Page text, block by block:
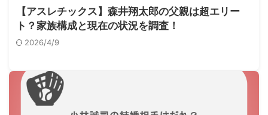
【アスレチックス】森井翔太郎の父親は超エリー
ト？家族構成と現在の状況を調査！
2026/4/9